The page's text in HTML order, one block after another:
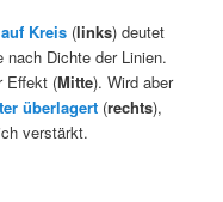
Kreis (links) deutet
Dichte der Linien.
Effekt (Mitte). Wird aber
überlagert (rechts),
verstärkt.